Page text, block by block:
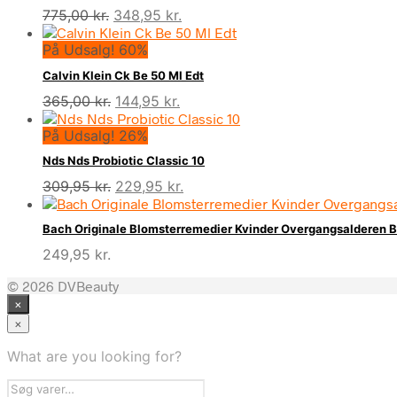
775,00kr. Den
oprindelige
pris
var:
775,00 kr..
348,95 kr.
aktuelle
er:
348,95 kr..
På Udsalg! 60%
Calvin Klein Ck Be 50 Ml Edt
365,00kr. Den
oprindelige
pris
var:
365,00 kr..
144,95 kr.
aktuelle
er:
144,95 kr..
På Udsalg! 26%
Nds Nds Probiotic Classic 10
309,95kr. Den
oprindelige
pris
var:
229,95 kr.
aktuelle
er:
Bach Originale Blomsterremedier Kvinder Overgangsalderen
249,95 kr.
© 2026 DVBeauty
×
×
What are you looking for?